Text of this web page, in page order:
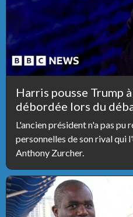
Harris pousse Trump
débordée lors du
L'ancien président n'a pas pu
personnelles de son rival qui
Anthony Zurcher.